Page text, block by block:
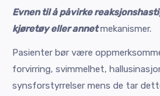
Evnen til å påvirke
kjøretøy eller annetmekanismer.
Pasienter bør være
forvirring, svimmelhet,
synsforstyrrelser mens de tar